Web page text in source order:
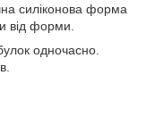
силіконова форма
від форми.
одночасно.